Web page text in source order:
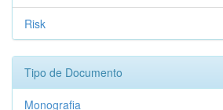
Risk
Tipo de Documento
Monografia